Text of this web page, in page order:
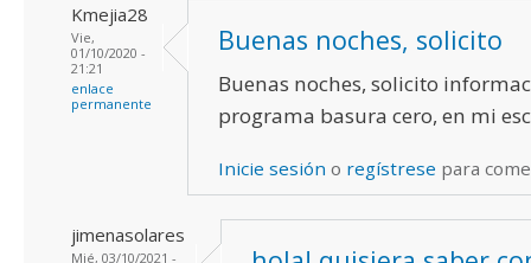
Kmejia28
Vie,
01/10/2020 -
21:21
enlace
permanente
Buenas noches, solicito
Buenas noches, solicito
programa basura cero, en mi
Inicie sesión o regístrese para
jimenasolares
Mié, 03/10/2021 -